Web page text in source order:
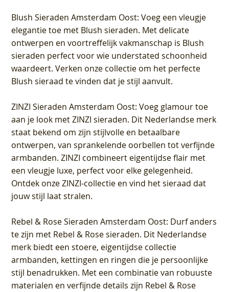
Blush Sieraden Amsterdam Oost: Voeg een vleugje
elegantie toe met Blush sieraden. Met delicate
ontwerpen en voortreffelijk vakmanschap is Blush
sieraden perfect voor wie understated schoonheid
waardeert. Verken onze collectie om het perfecte
Blush sieraad te vinden dat je stijl aanvult.
ZINZI Sieraden Amsterdam Oost: Voeg glamour toe
aan je look met ZINZI sieraden. Dit Nederlandse merk
staat bekend om zijn stijlvolle en betaalbare
ontwerpen, van sprankelende oorbellen tot verfijnde
armbanden. ZINZI combineert eigentijdse flair met
een vleugje luxe, perfect voor elke gelegenheid.
Ontdek onze ZINZI-collectie en vind het sieraad dat
jouw stijl laat stralen.
Rebel & Rose Sieraden Amsterdam Oost: Durf anders
te zijn met Rebel & Rose sieraden. Dit Nederlandse
merk biedt een stoere, eigentijdse collectie
armbanden, kettingen en ringen die je persoonlijke
stijl benadrukken. Met een combinatie van robuuste
materialen en verfijnde details zijn Rebel & Rose